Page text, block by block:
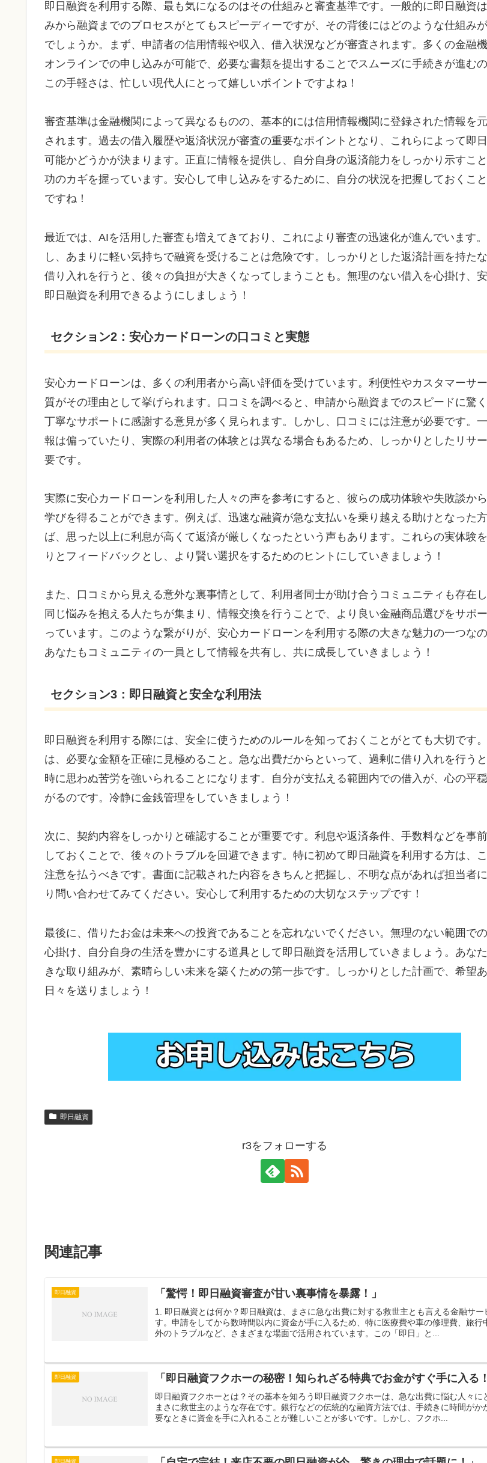
即日融資を利用する際、最も気になるのはその仕組みと審査基準です。一般的に即日融資
みから融資までのプロセスがとてもスピーディーですが、その背後にはどのような仕組み
でしょうか。まず、申請者の信用情報や収入、借入状況などが審査されます。多くの金融
オンラインでの申し込みが可能で、必要な書類を提出することでスムーズに手続きが進むの
この手軽さは、忙しい現代人にとって嬉しいポイントですよね！
審査基準は金融機関によって異なるものの、基本的には信用情報機関に登録された情報を
されます。過去の借入履歴や返済状況が審査の重要なポイントとなり、これらによって即
可能かどうかが決まります。正直に情報を提供し、自分自身の返済能力をしっかり示すこ
功のカギを握っています。安心して申し込みをするために、自分の状況を把握しておくこ
ですね！
最近では、AIを活用した審査も増えてきており、これにより審査の迅速化が進んでいます
し、あまりに軽い気持ちで融資を受けることは危険です。しっかりとした返済計画を持た
借り入れを行うと、後々の負担が大きくなってしまうことも。無理のない借入を心掛け、
即日融資を利用できるようにしましょう！
セクション2：安心カードローンの口コミと実態
安心カードローンは、多くの利用者から高い評価を受けています。利便性やカスタマーサ
質がその理由として挙げられます。口コミを調べると、申請から融資までのスピードに驚く
丁寧なサポートに感謝する意見が多く見られます。しかし、口コミには注意が必要です。
報は偏っていたり、実際の利用者の体験とは異なる場合もあるため、しっかりとしたリサ
要です。
実際に安心カードローンを利用した人々の声を参考にすると、彼らの成功体験や失敗談か
学びを得ることができます。例えば、迅速な融資が急な支払いを乗り越える助けとなった
ば、思った以上に利息が高くて返済が厳しくなったという声もあります。これらの実体験
りとフィードバックとし、より賢い選択をするためのヒントにしていきましょう！
また、口コミから見える意外な裏事情として、利用者同士が助け合うコミュニティも存在し
同じ悩みを抱える人たちが集まり、情報交換を行うことで、より良い金融商品選びをサポ
っています。このような繋がりが、安心カードローンを利用する際の大きな魅力の一つなの
あなたもコミュニティの一員として情報を共有し、共に成長していきましょう！
セクション3：即日融資と安全な利用法
即日融資を利用する際には、安全に使うためのルールを知っておくことがとても大切です
は、必要な金額を正確に見極めること。急な出費だからといって、過剰に借り入れを行う
時に思わぬ苦労を強いられることになります。自分が支払える範囲内での借入が、心の平
がるのです。冷静に金銭管理をしていきましょう！
次に、契約内容をしっかりと確認することが重要です。利息や返済条件、手数料などを事
しておくことで、後々のトラブルを回避できます。特に初めて即日融資を利用する方は、
注意を払うべきです。書面に記載された内容をきちんと把握し、不明な点があれば担当者
り問い合わせてみてください。安心して利用するための大切なステップです！
最後に、借りたお金は未来への投資であることを忘れないでください。無理のない範囲で
心掛け、自分自身の生活を豊かにする道具として即日融資を活用していきましょう。あな
きな取り組みが、素晴らしい未来を築くための第一歩です。しっかりとした計画で、希望
日々を送りましょう！
即日融資
r3をフォローする
関連記事
即日融資 「驚愕！即日融資審査が甘い裏事情を暴露！」
1. 即日融資とは何か？即日融資は、まさに急な出費に対する救世主とも言える金融サー
す。申請をしてから数時間以内に資金が手に入るため、特に医療費や車の修理費、旅行
外のトラブルなど、さまざまな場面で活用されています。この「即日」と...
即日融資 「即日融資フクホーの秘密！知られざる特典でお金がすぐ手に入る！
即日融資フクホーとは？その基本を知ろう即日融資フクホーは、急な出費に悩む人々に
まさに救世主のような存在です。銀行などの伝統的な融資方法では、手続きに時間がか
要なときに資金を手に入れることが難しいことが多いです。しかし、フクホ...
即日融資